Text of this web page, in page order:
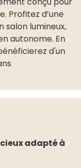
Profitez d’une
salon lumineux,
autonome. En
d'un
adapté à